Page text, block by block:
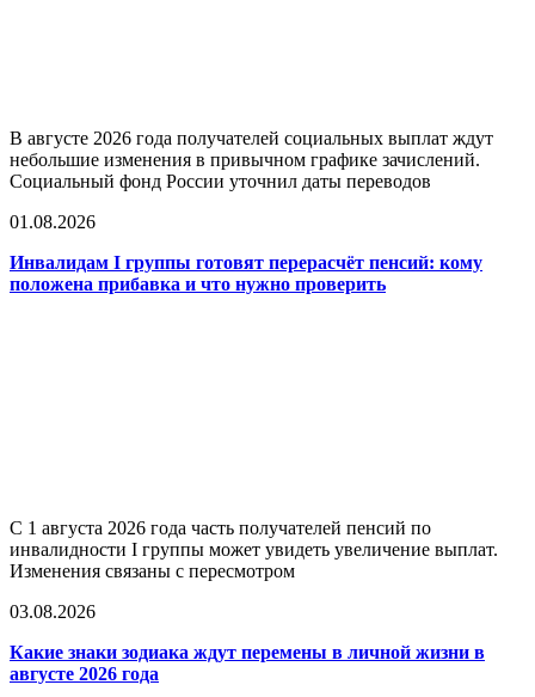
В августе 2026 года получателей социальных выплат ждут
небольшие изменения в привычном графике зачислений.
Социальный фонд России уточнил даты переводов
01.08.2026
Инвалидам I группы готовят перерасчёт пенсий: кому
положена прибавка и что нужно проверить
С 1 августа 2026 года часть получателей пенсий по
инвалидности I группы может увидеть увеличение выплат.
Изменения связаны с пересмотром
03.08.2026
Какие знаки зодиака ждут перемены в личной жизни в
августе 2026 года